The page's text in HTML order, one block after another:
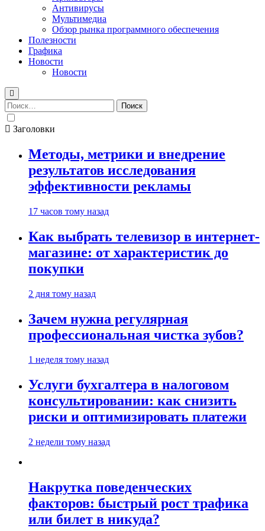
Антивирусы
Мультимедиа
Обзор рынка программного обеспечения
Полезности
Графика
Новости
Новости
Найти:
Заголовки
Методы, метрики и внедрение
результатов исследования
эффективности рекламы
17 часов тому назад
Как выбрать телевизор в интернет-
магазине: от характеристик до
покупки
2 дня тому назад
Зачем нужна регулярная
профессиональная чистка зубов?
1 неделя тому назад
Услуги бухгалтера в налоговом
консультировании: как снизить
риски и оптимизировать платежи
2 недели тому назад
Накрутка поведенческих
факторов: быстрый рост трафика
или билет в никуда?